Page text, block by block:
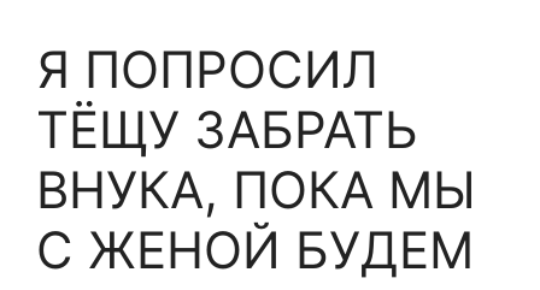
Я ПОПРОСИЛ
ТЁЩУ ЗАБРАТЬ
ВНУКА, ПОКА МЫ
С ЖЕНОЙ БУДЕМ